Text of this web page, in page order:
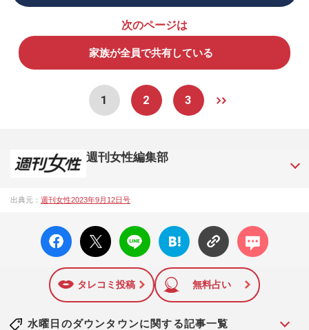
次のページは
家族が全員で共有している
1 2 3
週刊女性編集部
シップや事件、皇室の話題、感動ドキュメント、美容・健
12日号で「眞子さま嫁ぎ先の“義母”が抱える400万円超の“借金
トラブル”」報道をスクープ。この一報から約2か月後、宮内庁
は結婚延期を発表。同記事は2018年の「編集者が選ぶ雑誌ジ
ャーナリズム賞」大賞を受賞した。毎週火曜日発売。
出典元： 週刊女性2023年9月12日号
facebo
ok い
X ポス
ト
LINE
はてな
ブック
に追加
コメン
ト
タレコミ投稿 無料占い
水曜日のダウンタウンに関する記事一覧